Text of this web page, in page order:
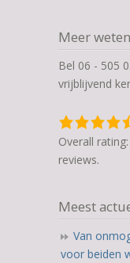
Meer
Bel 06 - 505
vrijblijvend
4,5
rating
based
ratings
Overall rating:
reviews.
Meest
Van
voor beiden